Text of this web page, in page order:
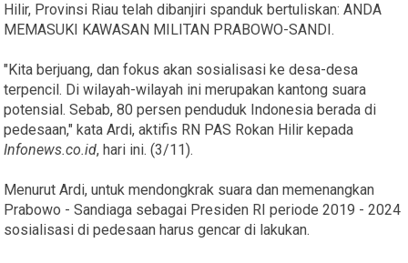
Hilir, Provinsi Riau telah dibanjiri spanduk bertuliskan: ANDA
MEMASUKI KAWASAN MILITAN PRABOWO-SANDI.
"Kita berjuang, dan fokus akan sosialisasi ke desa-desa
terpencil. Di wilayah-wilayah ini merupakan kantong suara
potensial. Sebab, 80 persen penduduk Indonesia berada di
pedesaan," kata Ardi, aktifis RN PAS Rokan Hilir kepada
Infonews.co.id, hari ini. (3/11).
Menurut Ardi, untuk mendongkrak suara dan memenangkan
Prabowo - Sandiaga sebagai Presiden RI periode 2019 - 2024
sosialisasi di pedesaan harus gencar di lakukan.